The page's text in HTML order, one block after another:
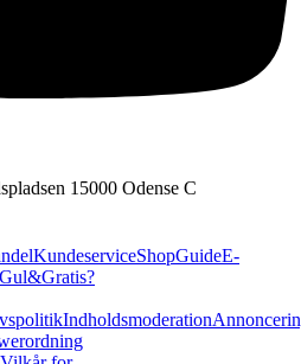
1 5000 Odense C
KundeserviceShopGuideE-
Indholdsmoderation